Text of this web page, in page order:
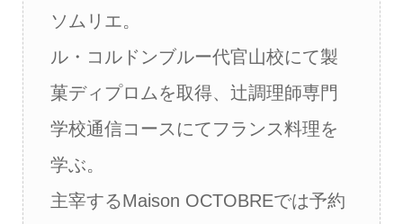
ソムリエ。
ル・コルドンブルー代官山校にて製
菓ディプロムを取得、辻調理師専門
学校通信コースにてフランス料理を
学ぶ。
主宰するMaison OCTOBREでは予約